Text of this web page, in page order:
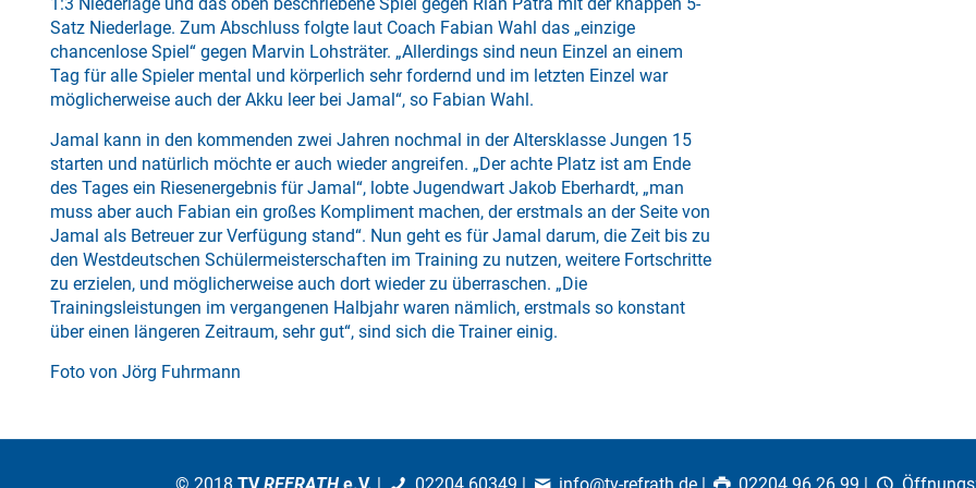
Satz Niederlage. Zum Abschluss folgte laut Coach Fabian Wahl das „einzige
chancenlose Spiel“ gegen Marvin Lohsträter. „Allerdings sind neun Einzel an einem
Tag für alle Spieler mental und körperlich sehr fordernd und im letzten Einzel war
möglicherweise auch der Akku leer bei Jamal“, so Fabian Wahl.
Jamal kann in den kommenden zwei Jahren nochmal in der Altersklasse Jungen 15
starten und natürlich möchte er auch wieder angreifen. „Der achte Platz ist am Ende
des Tages ein Riesenergebnis für Jamal“, lobte Jugendwart Jakob Eberhardt, „man
muss aber auch Fabian ein großes Kompliment machen, der erstmals an der Seite von
Jamal als Betreuer zur Verfügung stand“. Nun geht es für Jamal darum, die Zeit bis zu
den Westdeutschen Schülermeisterschaften im Training zu nutzen, weitere Fortschritte
zu erzielen, und möglicherweise auch dort wieder zu überraschen. „Die
Trainingsleistungen im vergangenen Halbjahr waren nämlich, erstmals so konstant
über einen längeren Zeitraum, sehr gut“, sind sich die Trainer einig.
Foto von Jörg Fuhrmann